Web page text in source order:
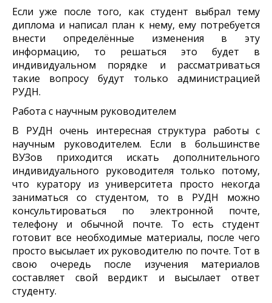
Если уже после того, как студент выбрал тему
диплома и написал план к нему, ему потребуется
внести определённые изменения в эту
информацию, то решаться это будет в
индивидуальном порядке и рассматриваться
такие вопросу будут только администрацией
РУДН.
Работа с научным руководителем
В РУДН очень интересная структура работы с
научным руководителем. Если в большинстве
ВУЗов приходится искать дополнительного
индивидуального руководителя только потому,
что куратору из университета просто некогда
заниматься со студентом, то в РУДН можно
консультироваться по электронной почте,
телефону и обычной почте. То есть студент
готовит все необходимые материалы, после чего
просто высылает их руководителю по почте. Тот в
свою очередь после изучения материалов
составляет свой вердикт и высылает ответ
студенту.